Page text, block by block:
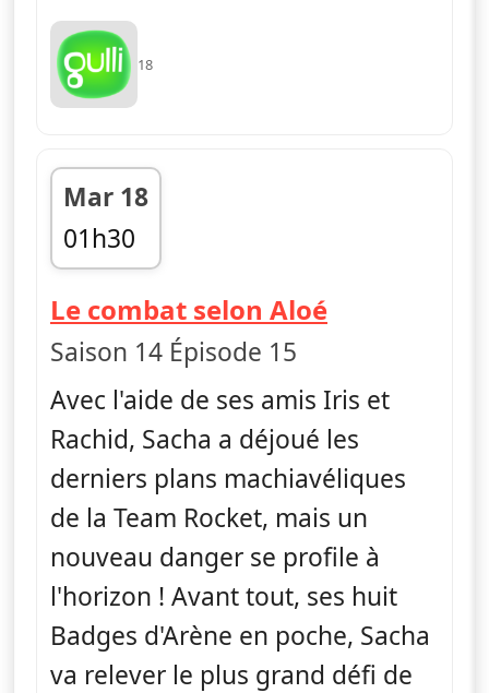
18
Mar 18
01h30
fin 01h55
Le combat selon Aloé— Pokémon
Saison 14 Épisode 15
Avec l'aide de ses amis Iris et
Rachid, Sacha a déjoué les
derniers plans machiavéliques
de la Team Rocket, mais un
nouveau danger se profile à
l'horizon ! Avant tout, ses huit
Badges d'Arène en poche, Sacha
va relever le plus grand défi de